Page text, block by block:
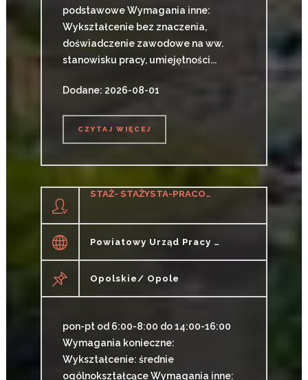
podstawowe Wymagania inne:
Wykształcenie bez znaczenia,
doświadczenie zawodowe na ww.
stanowisku pracy, umiejętności...
Dodane: 2026-08-01
CZYTAJ WIĘCEJ
STAŻ- STAŻYSTA-PRACOWNIK BIUROWY (K/M)
Powiatowy Urząd Pracy W Opolu
Opolskie/ Opole
pon-pt od 6:00-8:00 do 14:00-16:00
Wymagania konieczne:
Wykształcenie: średnie
ogólnokształcące Wymagania inne: